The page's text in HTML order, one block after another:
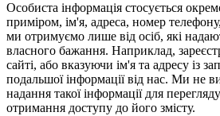
Особиста інформація стосується
приміром, ім'я, адреса, номер
ми отримуємо лише від осіб, які
власного бажання. Наприклад,
сайті, або вказуючи ім'я та адресу із
подальшої інформації від нас. Ми не
надання такої інформації для
отримання доступу до його змісту.